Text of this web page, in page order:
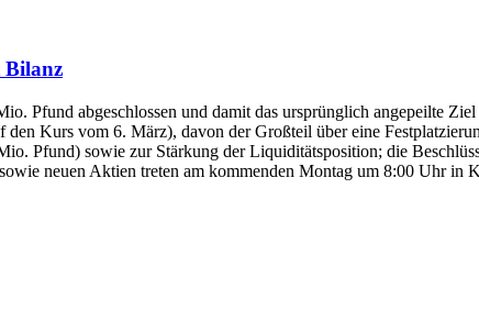
Pfund abgeschlossen und damit das ursprünglich angepeilte
den Kurs vom 6. März), davon der Großteil über eine
Pfund) sowie zur Stärkung der Liquiditätsposition; die
neuen Aktien treten am kommenden Montag um 8:00 Uhr in